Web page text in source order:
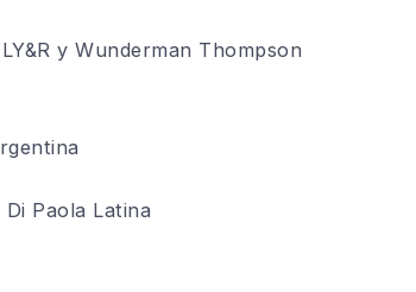
y Wunderman Thompson
Paola Latina